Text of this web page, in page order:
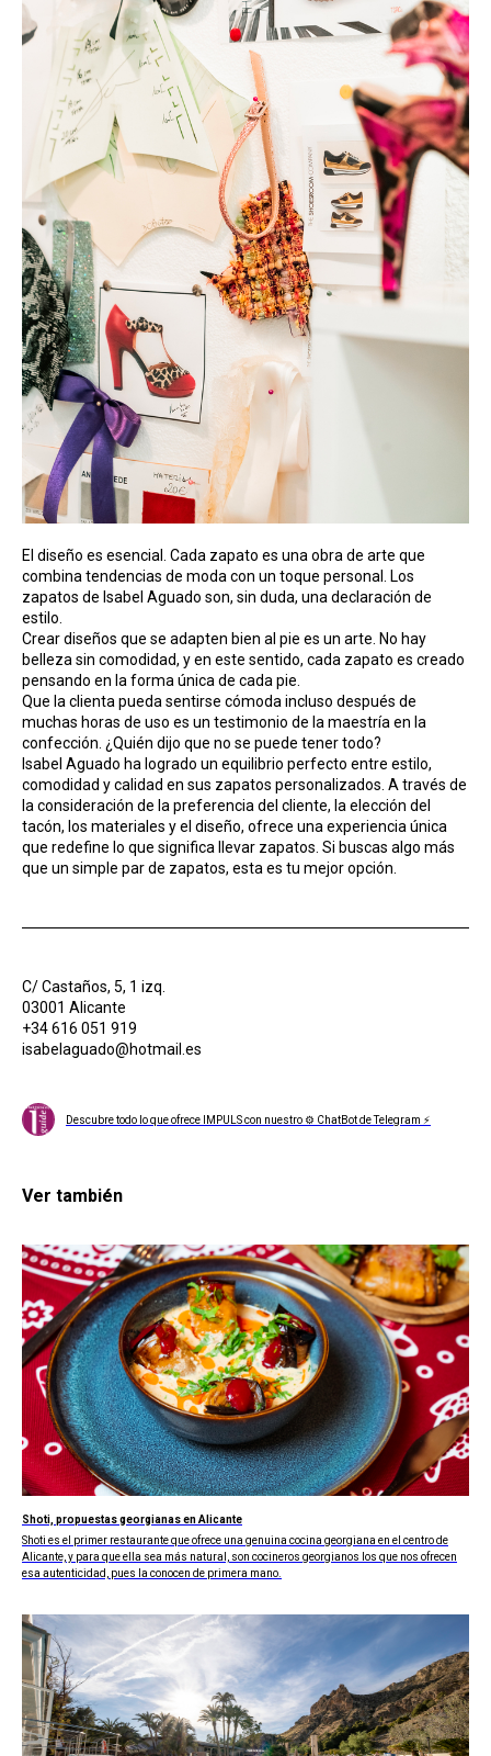
El diseño es esencial. Cada zapato es una obra de arte que
combina tendencias de moda con un toque personal. Los
zapatos de Isabel Aguado son, sin duda, una declaración de
estilo.
Crear diseños que se adapten bien al pie es un arte. No hay
belleza sin comodidad, y en este sentido, cada zapato es creado
pensando en la forma única de cada pie.
Que la clienta pueda sentirse cómoda incluso después de
muchas horas de uso es un testimonio de la maestría en la
confección. ¿Quién dijo que no se puede tener todo?
Isabel Aguado ha logrado un equilibrio perfecto entre estilo,
comodidad y calidad en sus zapatos personalizados. A través de
la consideración de la preferencia del cliente, la elección del
tacón, los materiales y el diseño, ofrece una experiencia única
que redefine lo que significa llevar zapatos. Si buscas algo más
que un simple par de zapatos, esta es tu mejor opción.
C/ Castaños, 5, 1 izq.
03001 Alicante
+34 616 051 919
isabelaguado@hotmail.es
Descubre todo lo que ofrece IMPULS con nuestro ⚙ ChatBot de Telegram ⚡
Ver también
Shoti, propuestas georgianas en Alicante
Shoti es el primer restaurante que ofrece una genuina cocina georgiana en el centro de
Alicante, y para que ella sea más natural, son cocineros georgianos los que nos ofrecen
esa autenticidad, pues la conocen de primera mano.